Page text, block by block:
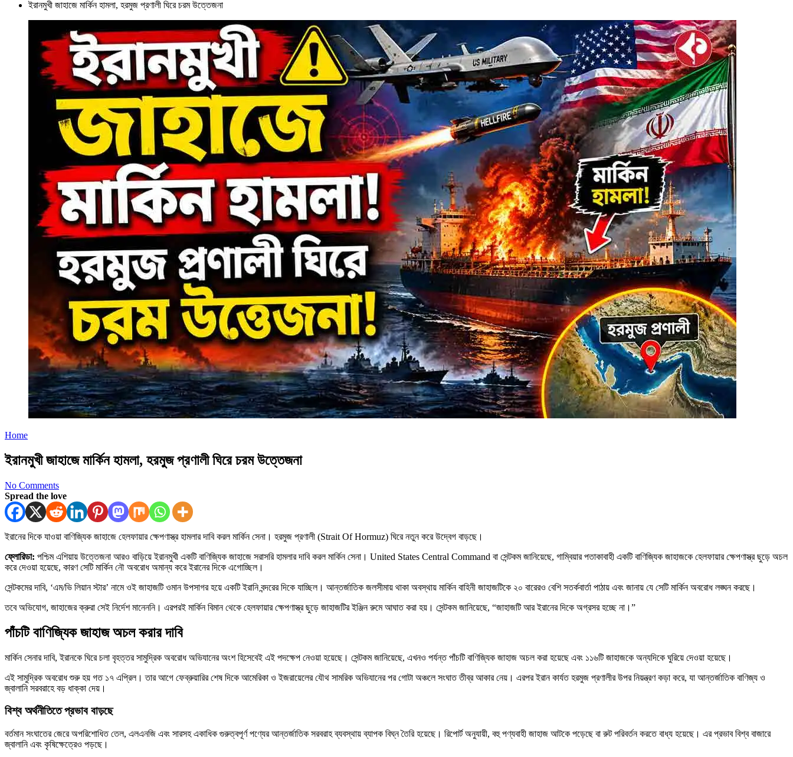
ইরানমুখী জাহাজে মার্কিন হামলা, হরমুজ প্রণালী ঘিরে চরম উত্তেজনা
Home
ইরানমুখী জাহাজে মার্কিন হামলা, হরমুজ প্রণালী ঘিরে চরম উত্তেজনা
No Comments
Spread the love
ইরানের দিকে যাওয়া বাণিজ্যিক জাহাজে হেলফায়ার ক্ষেপণাস্ত্র হামলার দাবি করল মার্কিন সেনা। হরমুজ প্রণালী (Strait Of Hormuz) ঘিরে নতুন করে উদ্বেগ বাড়ছে।
ফ্লোরিডা: পশ্চিম এশিয়ায় উত্তেজনা আরও বাড়িয়ে ইরানমুখী একটি বাণিজ্যিক জাহাজে সরাসরি হামলার দাবি করল মার্কিন সেনা। United States Central Command বা সেন্টকম জানিয়েছে, গাম্বিয়ার পতাকাবাহী একটি বাণিজ্যিক জাহাজকে হেলফায়ার ক্ষেপণাস্ত্র ছুড়ে অচল
করে দেওয়া হয়েছে, কারণ সেটি মার্কিন নৌ অবরোধ অমান্য করে ইরানের দিকে এগোচ্ছিল।
সেন্টকমের দাবি, ‘এম/ভি লিয়ান স্টার’ নামে ওই জাহাজটি ওমান উপসাগর হয়ে একটি ইরানি বন্দরের দিকে যাচ্ছিল। আন্তর্জাতিক জলসীমায় থাকা অবস্থায় মার্কিন বাহিনী জাহাজটিকে ২০ বারেরও বেশি সতর্কবার্তা পাঠায় এবং জানায় যে সেটি মার্কিন অবরোধ লঙ্ঘন করছে।
তবে অভিযোগ, জাহাজের ক্রুরা সেই নির্দেশ মানেননি। এরপরই মার্কিন বিমান থেকে হেলফায়ার ক্ষেপণাস্ত্র ছুড়ে জাহাজটির ইঞ্জিন রুমে আঘাত করা হয়। সেন্টকম জানিয়েছে, “জাহাজটি আর ইরানের দিকে অগ্রসর হচ্ছে না।”
পাঁচটি বাণিজ্যিক জাহাজ অচল করার দাবি
মার্কিন সেনার দাবি, ইরানকে ঘিরে চলা বৃহত্তর সামুদ্রিক অবরোধ অভিযানের অংশ হিসেবেই এই পদক্ষেপ নেওয়া হয়েছে। সেন্টকম জানিয়েছে, এখনও পর্যন্ত পাঁচটি বাণিজ্যিক জাহাজ অচল করা হয়েছে এবং ১১৬টি জাহাজকে অন্যদিকে ঘুরিয়ে দেওয়া হয়েছে।
এই সামুদ্রিক অবরোধ শুরু হয় গত ১৭ এপ্রিল। তার আগে ফেব্রুয়ারির শেষ দিকে আমেরিকা ও ইজরায়েলের যৌথ সামরিক অভিযানের পর গোটা অঞ্চলে সংঘাত তীব্র আকার নেয়। এরপর ইরান কার্যত হরমুজ প্রণালীর উপর নিয়ন্ত্রণ কড়া করে, যা আন্তর্জাতিক বাণিজ্য ও
জ্বালানি সরবরাহে বড় ধাক্কা দেয়।
বিশ্ব অর্থনীতিতে প্রভাব বাড়ছে
বর্তমান সংঘাতের জেরে অপরিশোধিত তেল, এলএনজি এবং সারসহ একাধিক গুরুত্বপূর্ণ পণ্যের আন্তর্জাতিক সরবরাহ ব্যবস্থায় ব্যাপক বিঘ্ন তৈরি হয়েছে। রিপোর্ট অনুযায়ী, বহু পণ্যবাহী জাহাজ আটকে পড়েছে বা রুট পরিবর্তন করতে বাধ্য হয়েছে। এর প্রভাব বিশ্ব বাজারে
জ্বালানি এবং কৃষিক্ষেত্রেও পড়ছে।